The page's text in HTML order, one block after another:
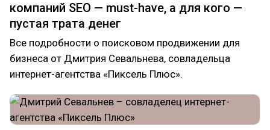
компаний SEO — must-have, а для кого —
пустая трата денег
Все подробности о поисковом продвижении для
бизнеса от Дмитрия Севальнева, совладельца
интернет-агентства «Пиксель Плюс».